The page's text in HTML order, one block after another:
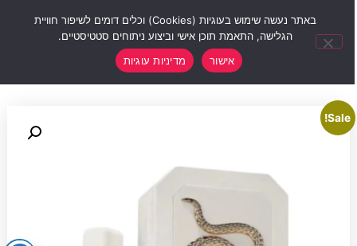
Sale!
באתר נעשה שימוש בעוגיות (Cookies) וכלים דומים לשיפור חוויית
הגלישה, התאמת תוכן אישי וביצוע ניתוחים סטטיסטיים.
אישור
מדיניות עוגיות